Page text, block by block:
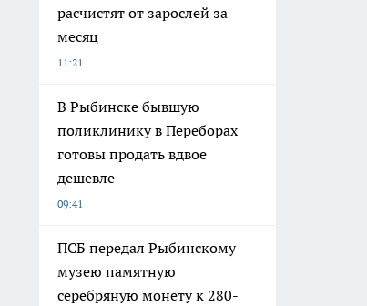
расчистят от зарослей за
месяц
11:21
В Рыбинске бывшую
поликлинику в Переборах
готовы продать вдвое
дешевле
09:41
ПСБ передал Рыбинскому
музею памятную
серебряную монету к 280-